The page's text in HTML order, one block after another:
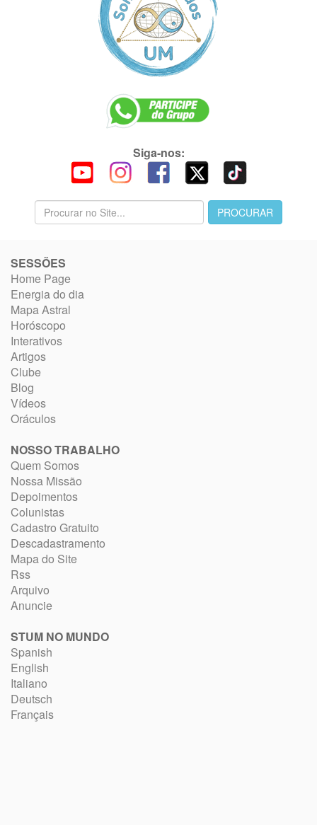
Siga-nos:
SESSÕES
Home Page
Energia do dia
Mapa Astral
Horóscopo
Interativos
Artigos
Clube
Blog
Vídeos
Oráculos
NOSSO TRABALHO
Quem Somos
Nossa Missão
Depoimentos
Colunistas
Cadastro Gratuito
Descadastramento
Mapa do Site
Rss
Arquivo
Anuncie
STUM NO MUNDO
Spanish
English
Italiano
Deutsch
Français